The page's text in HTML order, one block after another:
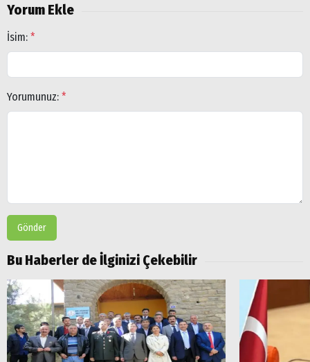
Yorum Ekle
İsim: *
Yorumunuz: *
Gönder
Bu Haberler de İlginizi Çekebilir